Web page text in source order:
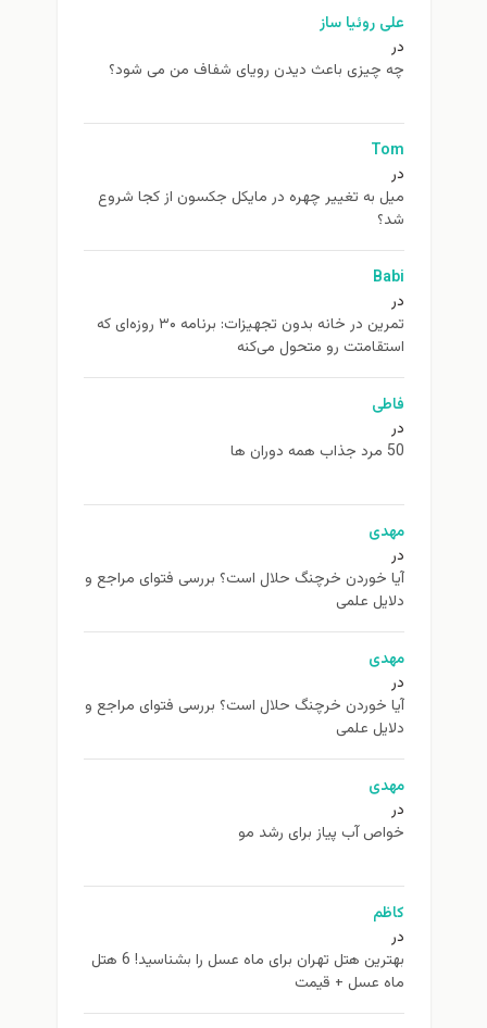
علی روئیا ساز
در
چه چیزی باعث دیدن رویای شفاف من می شود؟
Tom
در
ميل به تغيير چهره در مایکل جکسون از كجا شروع
شد؟
Babi
در
تمرین در خانه بدون تجهیزات: برنامه ۳۰ روزه‌ای که
استقامتت رو متحول می‌کنه
فاطی
در
50 مرد جذاب همه دوران ها
مهدی
در
آیا خوردن خرچنگ حلال است؟ بررسی فتوای مراجع و
دلایل علمی
مهدی
در
آیا خوردن خرچنگ حلال است؟ بررسی فتوای مراجع و
دلایل علمی
مهدی
در
خواص آب پیاز برای رشد مو
کاظم
در
بهترین هتل تهران برای ماه عسل را بشناسید! 6 هتل
ماه عسل + قیمت